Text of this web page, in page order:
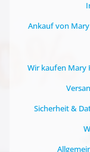
Ankauf von
Wir kaufen Mary
Sicherheit &